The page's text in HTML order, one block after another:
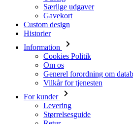
Information
Cookies Politik
Om os
Generel forordning om
Vilkår for tjenesten
For kunder
Levering
Størrelsesguide
Retur
Kontakt
Downloads
Login